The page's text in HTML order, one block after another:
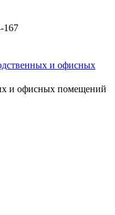
167
и офисных
и офисных помещений